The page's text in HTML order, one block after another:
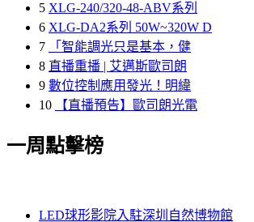
5 XLG-240/320-48-ABV系列
6 XLG-DA2系列 50W~320W D
7
「智能調光只是基本，健
8 直播重播 | 艾邁斯歐司朗
9 數位控制應用發光！明緯
10
【直播預告】歐司朗光電
一周點擊榜
LED球形影院入駐深圳自然博物館